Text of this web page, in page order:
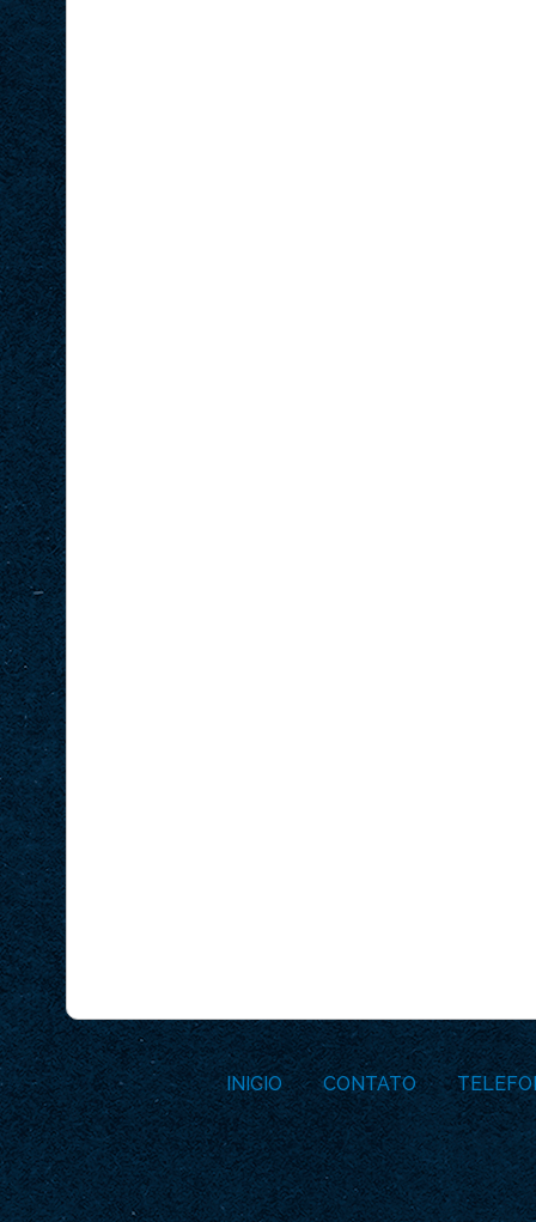
INICIO CONTATO